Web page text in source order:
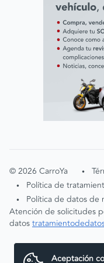
©2026 CarroYa •
• Política de
•
Política de datos de
Atención de solicitudes
datos
Aceptación